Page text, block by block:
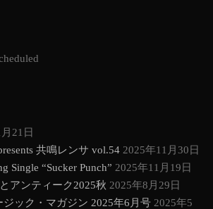
21日
共鳴レンサ vol.54 2025年11月30日
Single “Sucker Punch” 2025年11月19日
アンティーク2025秋 2025年8月29日
ジック・マガジン 2025年6月号 2025年5